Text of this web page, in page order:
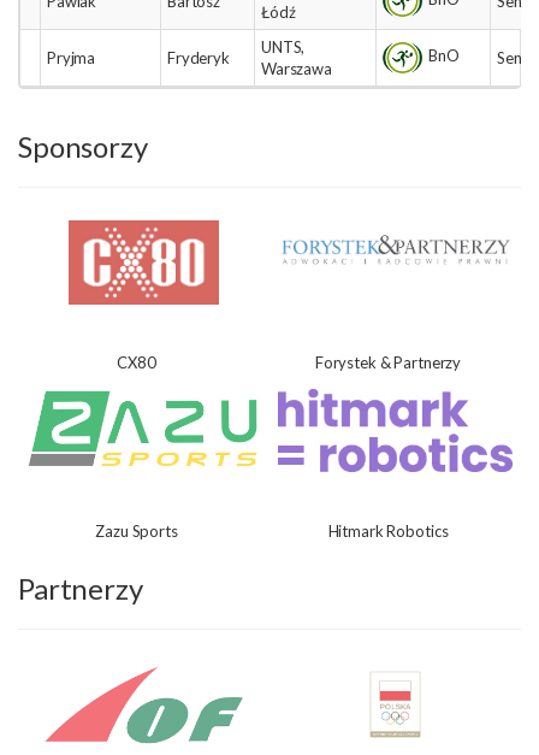
Łódź
Pryjma Fryderyk
UNTS,
Warszawa
BnO
Sponsorzy
CX80 Forystek & Partnerzy
Zazu Sports Hitmark Robotics
Partnerzy